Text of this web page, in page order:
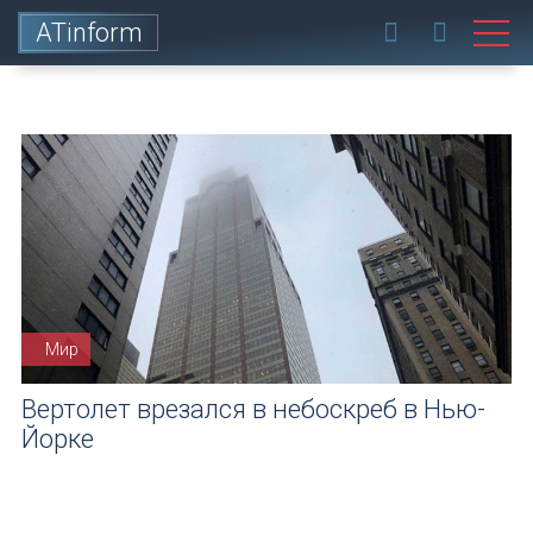
ATinform
Мир
Вертолет врезался в небоскреб в Нью-
Йорке